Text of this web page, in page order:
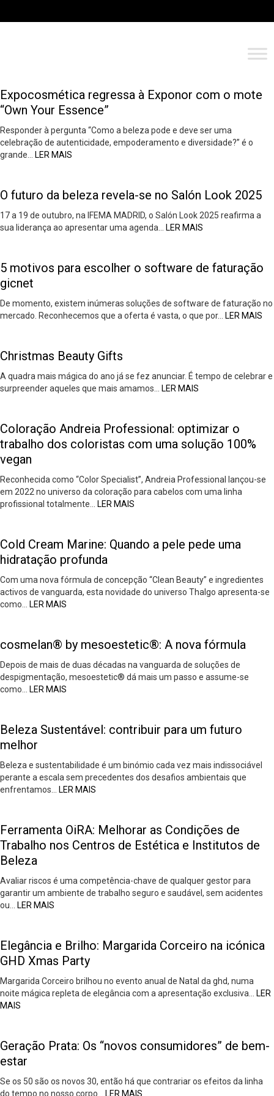
Expocosmética regressa à Exponor com o mote
“Own Your Essence”
Responder à pergunta “Como a beleza pode e deve ser uma
celebração de autenticidade, empoderamento e diversidade?” é o
grande…
LER MAIS
O futuro da beleza revela-se no Salón Look 2025
17 a 19 de outubro, na IFEMA MADRID, o Salón Look 2025 reafirma a
sua liderança ao apresentar uma agenda…
LER MAIS
5 motivos para escolher o software de faturação
gicnet
De momento, existem inúmeras soluções de software de faturação no
mercado. Reconhecemos que a oferta é vasta, o que por…
LER MAIS
Christmas Beauty Gifts
A quadra mais mágica do ano já se fez anunciar. É tempo de celebrar e
surpreender aqueles que mais amamos…
LER MAIS
Coloração Andreia Professional: optimizar o
trabalho dos coloristas com uma solução 100%
vegan
Reconhecida como “Color Specialist”, Andreia Professional lançou-se
em 2022 no universo da coloração para cabelos com uma linha
profissional totalmente…
LER MAIS
Cold Cream Marine: Quando a pele pede uma
hidratação profunda
Com uma nova fórmula de concepção “Clean Beauty” e ingredientes
activos de vanguarda, esta novidade do universo Thalgo apresenta-se
como…
LER MAIS
cosmelan® by mesoestetic®: A nova fórmula
Depois de mais de duas décadas na vanguarda de soluções de
despigmentação, mesoestetic® dá mais um passo e assume-se
como…
LER MAIS
Beleza Sustentável: contribuir para um futuro
melhor
Beleza e sustentabilidade é um binómio cada vez mais indissociável
perante a escala sem precedentes dos desafios ambientais que
enfrentamos…
LER MAIS
Ferramenta OiRA: Melhorar as Condições de
Trabalho nos Centros de Estética e Institutos de
Beleza
Avaliar riscos é uma competência-chave de qualquer gestor para
garantir um ambiente de trabalho seguro e saudável, sem acidentes
ou…
LER MAIS
Elegância e Brilho: Margarida Corceiro na icónica
GHD Xmas Party
Margarida Corceiro brilhou no evento anual de Natal da ghd, numa
noite mágica repleta de elegância com a apresentação exclusiva…
LER
MAIS
Geração Prata: Os “novos consumidores” de bem-
estar
Se os 50 são os novos 30, então há que contrariar os efeitos da linha
do tempo no nosso corpo…
LER MAIS